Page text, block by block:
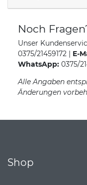
Noch
Unser
0375/21459172 | E-
WhatsApp: 0375/
Alle Angaben
Änderungen
Shop